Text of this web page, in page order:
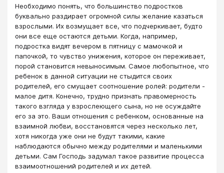
Необходимо понять, что большинство подростков
буквально раздирает огромной силы желание казаться
взрослыми. Их возмущает все, что подчеркивает, будто
они все еще остаются детьми. Когда, например,
подростка видят вечером в пятницу с мамочкой и
папочкой, то чувство унижения, которое он переживает,
порой становится невыносимым. Самое любопытное, что
ребенок в данной ситуации не стыдится своих
родителей, его смущает соотношение ролей: родители -
малое дитя. Конечно, трудно признать правомерность
такого взгляда у взрослеющего сына, но не осуждайте
его за это. Ваши отношения с ребенком, основанные на
взаимной любви, восстановятся через несколько лет,
хотя никогда уже они не будут такими, какие
наблюдаются обычно между родителями и маленькими
детьми. Сам Господь задумал такое развитие процесса
взаимоотношений родителей и их детей.